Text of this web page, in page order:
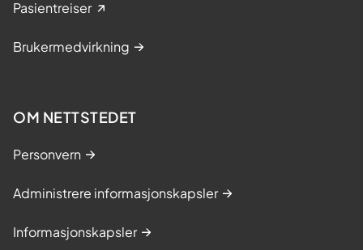
Pasientreiser
Brukermedvirkning
OM NETTSTEDET
Personvern
Administrere informasjonskapsler
Informasjonskapsler